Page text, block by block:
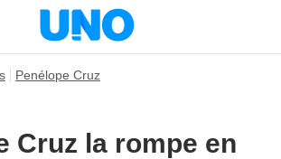
Penélope Cruz
Cruz la rompe en